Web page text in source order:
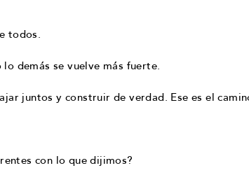
todos.
demás se vuelve más fuerte.
juntos y construir de verdad. Ese es el
con lo que dijimos?